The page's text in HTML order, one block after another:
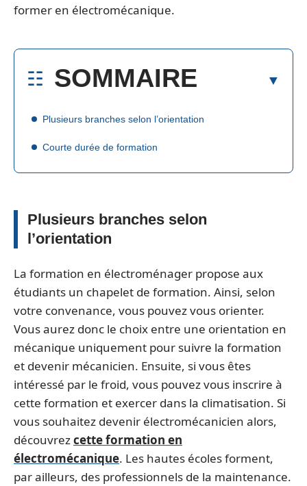
former en électromécanique.
SOMMAIRE
Plusieurs branches selon l’orientation
Courte durée de formation
Plusieurs branches selon
l’orientation
La formation en électroménager propose aux
étudiants un chapelet de formation. Ainsi, selon
votre convenance, vous pouvez vous orienter.
Vous aurez donc le choix entre une orientation en
mécanique uniquement pour suivre la formation
et devenir mécanicien. Ensuite, si vous êtes
intéressé par le froid, vous pouvez vous inscrire à
cette formation et exercer dans la climatisation. Si
vous souhaitez devenir électromécanicien alors,
découvrezcette formation en
électromécanique. Les hautes écoles forment,
par ailleurs, des professionnels de la maintenance.